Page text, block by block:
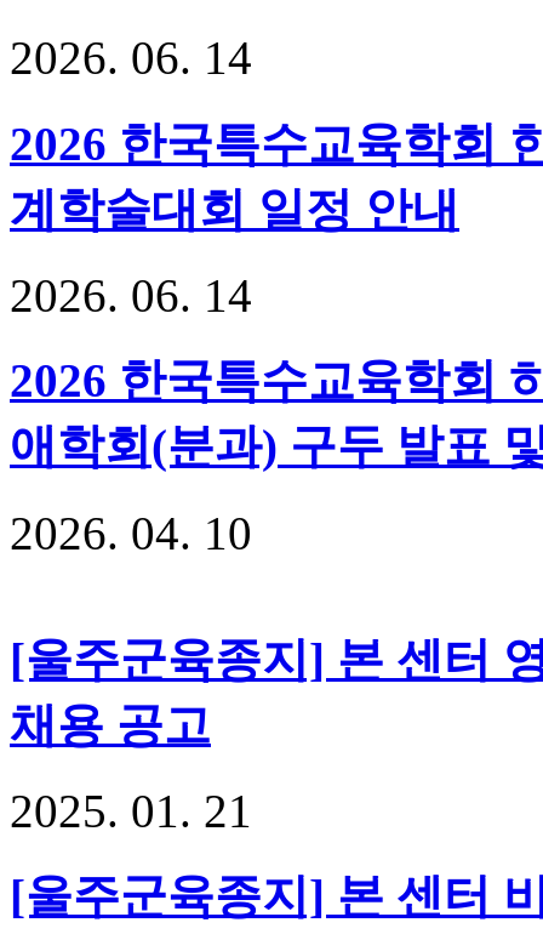
2026. 06. 14
2026 한국특수교육학회
계학술대회 일정 안내
2026. 06. 14
2026 한국특수교육학회
애학회(분과) 구두 발표
2026. 04. 10
[울주군육종지] 본 센터
채용 공고
2025. 01. 21
[울주군육종지] 본 센터